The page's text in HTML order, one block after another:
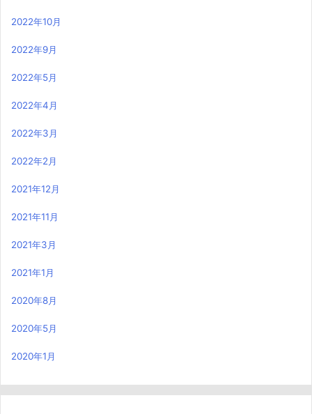
2022年10月
2022年9月
2022年5月
2022年4月
2022年3月
2022年2月
2021年12月
2021年11月
2021年3月
2021年1月
2020年8月
2020年5月
2020年1月